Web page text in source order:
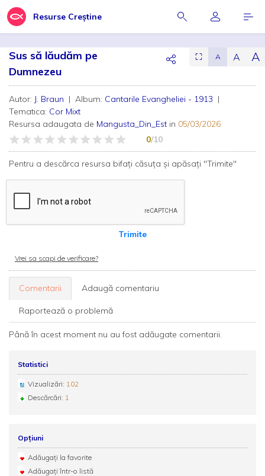
Resurse Creștine
Sus să lăudăm pe
Dumnezeu
⛶ A A A
Autor: J. Braun | Album: Cantarile Evangheliei - 1913 |
Tematica: Cor Mixt
Resursa adaugata de Mangusta_Din_Est in 05/03/2026
0/10
Pentru a descărca resursa bifați căsuța și apăsați "Trimite"
Trimite
Vrei sa scapi de verificare?
Comentarii Adaugă comentariu
Raportează o problemă
Până în acest moment nu au fost adăugate comentarii.
Statistici
Vizualizări: 102
Descărcări: 1
Opțiuni
Adăugați la favorite
Adăugați într-o listă